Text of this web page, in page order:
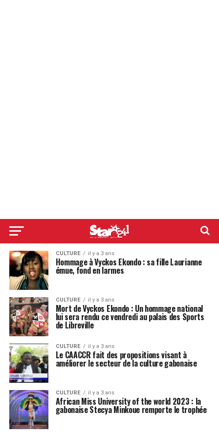
CULTURE il y a 3 ans
Hommage à Vyckos Ekondo : sa fille Laurianne
émue, fond en larmes
CULTURE il y a 3 ans
Mort de Vyckos Ekondo : Un hommage national
lui sera rendu ce vendredi au palais des Sports
de Libreville
CULTURE il y a 3 ans
Le CAACCR fait des propositions visant à
améliorer le secteur de la culture gabonaise
CULTURE il y a 3 ans
African Miss University of the world 2023 : la
gabonaise Stecya Minkoue remporte le trophée